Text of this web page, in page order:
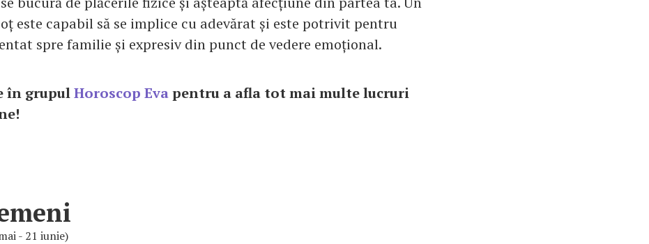
este capabil să se implice cu adevărat și este potrivit pentru
spre familie și expresiv din punct de vedere emoțional.
în grupulHoroscop Evapentru a afla tot mai multe lucruri
- 21 iunie)